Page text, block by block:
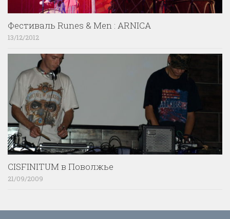
Фестиваль Runes & Men : ARNICA
13/12/2012
CISFINITUM в Поволжье
21/09/2009